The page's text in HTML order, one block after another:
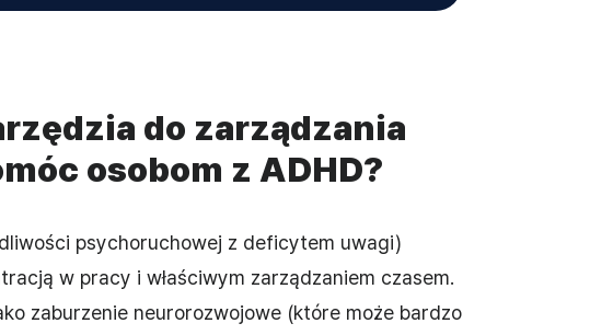
do zarządzania
osobom z ADHD?
psychoruchowej z deficytem uwagi)
w pracy i właściwym zarządzaniem czasem.
zaburzenie neurorozwojowe (które może bardzo